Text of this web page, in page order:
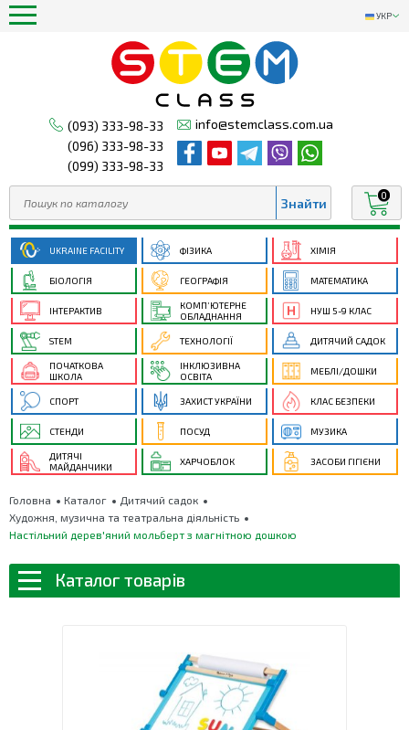
УКР
(093) 333-98-33
(096) 333-98-33
(099) 333-98-33
info@stemclass.com.ua
0
UKRAINE FACILITY ФІЗИКА ХІМІЯ
БІОЛОГІЯ ГЕОГРАФІЯ МАТЕМАТИКА
ІНТЕРАКТИВ
КОМП’ЮТЕРНЕ
ОБЛАДНАННЯ
НУШ 5-9 КЛАС
STEM ТЕХНОЛОГІЇ ДИТЯЧИЙ САДОК
ПОЧАТКОВА
ШКОЛА
ІНКЛЮЗИВНА
ОСВІТА
МЕБЛІ/ДОШКИ
СПОРТ ЗАХИСТ УКРАЇНИ КЛАС БЕЗПЕКИ
СТЕНДИ ПОСУД МУЗИКА
ДИТЯЧІ
МАЙДАНЧИКИ
ХАРЧОБЛОК ЗАСОБИ ГІГІЄНИ
Головна Каталог
Дитячий садок
Художня, музична та театральна діяльність
Настільний дерев'яний мольберт з магнітною дошкою
Каталог товарів